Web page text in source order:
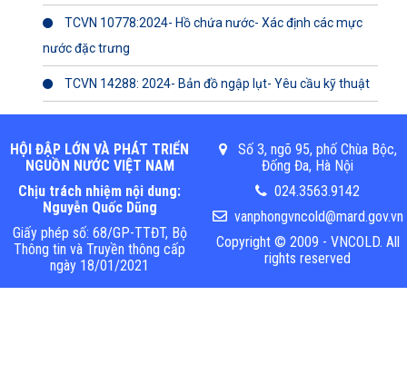
TCVN 10778:2024- Hồ chứa nước- Xác định các mực
nước đặc trưng
TCVN 14288: 2024- Bản đồ ngập lụt- Yêu cầu kỹ thuật
HỘI ĐẬP LỚN VÀ PHÁT TRIỂN
NGUỒN NƯỚC VIỆT NAM
Chịu trách nhiệm nội dung:
Nguyễn Quốc Dũng
Giấy phép số: 68/GP-TTĐT, Bộ
Thông tin và Truyền thông cấp
ngày 18/01/2021
Số 3, ngõ 95, phố Chùa Bộc,
Đống Đa, Hà Nội
024.3563.9142
vanphongvncold@mard.gov.vn
Copyright © 2009 - VNCOLD. All
rights reserved